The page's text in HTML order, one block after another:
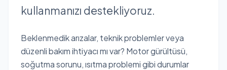
kullanmanızı destekliyoruz.
Beklenmedik arızalar, teknik problemler veya
düzenli bakım ihtiyacı mı var? Motor gürültüsü,
soğutma sorunu, ısıtma problemi gibi durumlar